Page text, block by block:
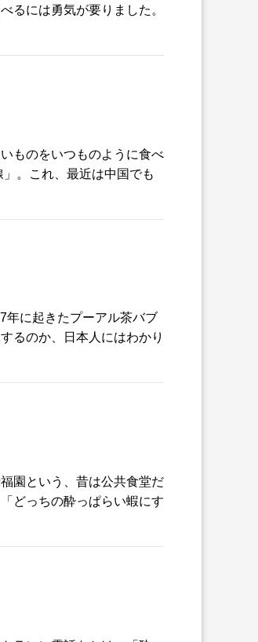
るには勇気が要りました。
ものをいつものように食べ
。これ、最近は中国でも
年に起きたプーアル茶バブ
るのか、日本人にはわかり
園という、昔は公共食堂だ
どっちの酔っぱらい蝦にす